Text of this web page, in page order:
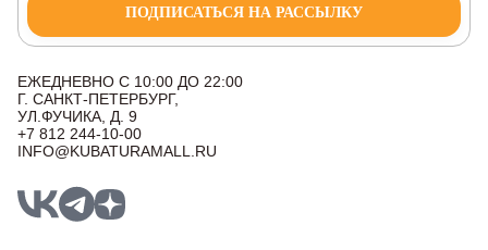
ПОДПИСАТЬСЯ НА РАССЫЛКУ
ЕЖЕДНЕВНО С 10:00 ДО 22:00
Г. САНКТ-ПЕТЕРБУРГ,
УЛ.ФУЧИКА, Д. 9
+7 812 244-10-00
INFO@KUBATURAMALL.RU